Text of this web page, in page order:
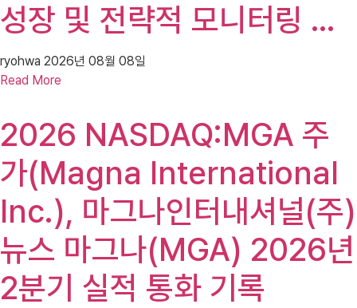
성장 및 전략적 모니터링 …
ryohwa 2026년 08월 08일
Read More
2026 NASDAQ:MGA 주
가(Magna International
Inc.), 마그나인터내셔널(주)
뉴스 마그나(MGA) 2026년
2분기 실적 통화 기록